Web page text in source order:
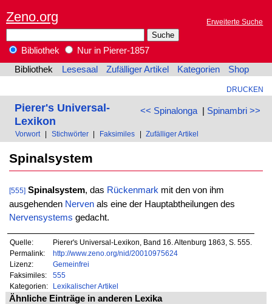
Zeno.org Erweiterte Suche
Bibliothek
Nur in Pierer-1857
Bibliothek
Lesesaal Zufälliger Artikel Kategorien Shop
DRUCKEN
<< Spinalonga| Spinambri >>
Pierer's Universal-
Lexikon
Vorwort Stichwörter Faksimiles Zufälliger Artikel
Spinalsystem
[555] Spinalsystem, das Rückenmarkmit den von ihm
ausgehenden Nervenals eine der Hauptabtheilungen des
Nervensystems gedacht.
Quelle:
Pierer's Universal-Lexikon, Band 16. Altenburg 1863, S. 555.
Permalink:
http://www.zeno.org/nid/20010975624
Lizenz:
Gemeinfrei
Faksimiles:
555
Kategorien:
Lexikalischer Artikel
Ähnliche Einträge in anderen Lexika